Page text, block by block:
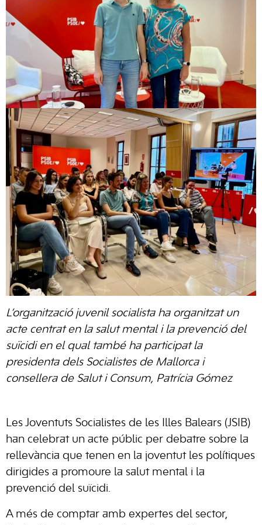
L’organització juvenil socialista ha organitzat un
acte centrat en la salut mental i la prevenció del
suïcidi en el qual també ha participat la
presidenta dels Socialistes de Mallorca i
consellera de Salut i Consum, Patrícia Gómez
Les Joventuts Socialistes de les Illes Balears (JSIB)
han celebrat un acte públic per debatre sobre la
rellevància que tenen en la joventut les polítiques
dirigides a promoure la salut mental i la
prevenció del suïcidi.
A més de comptar amb expertes del sector,